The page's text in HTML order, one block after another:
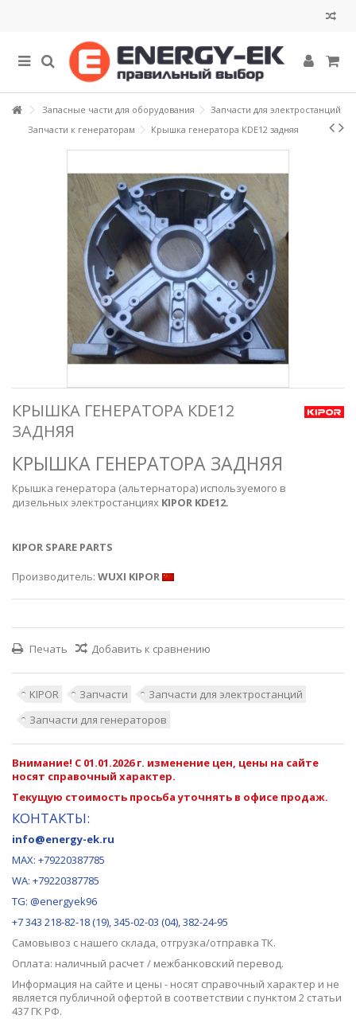
Запасные части для оборудования
Запчасти для электростанций
Запчасти к генераторам
Крышка генератора КDE12 задняя
КРЫШКА ГЕНЕРАТОРА КDE12
ЗАДНЯЯ
КРЫШКА ГЕНЕРАТОРА ЗАДНЯЯ
Крышка генератора (альтернатора) используемого в
дизельных электростанциях KIPOR KDE12.
KIPOR SPARE PARTS
Производитель: WUXI KIPOR
Печать Добавить к сравнению
KIPOR Запчасти
Запчасти для электростанций
Запчасти для генераторов
Внимание! С 01.01.2026 г. изменение цен, цены на сайте
носят справочный характер.
Текущую стоимость просьба уточнять в офисе продаж.
КОНТАКТЫ:
info@energy-ek.ru
MAX: +79220387785
WA: +79220387785
TG: @energyek96
+7 343 218-82-18 (19), 345-02-03 (04), 382-24-95
Самовывоз с нашего склада, отгрузка/отправка ТК.
Оплата: наличный расчет / межбанковский перевод.
Информация на сайте и цены - носят справочный характер и не
является публичной офертой в соответствии с пунктом 2 статьи
437 ГК РФ.